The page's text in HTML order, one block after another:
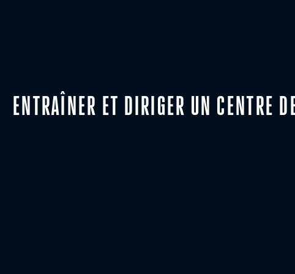
ENTRAÎNER ET DIRIGER UN CENTRE